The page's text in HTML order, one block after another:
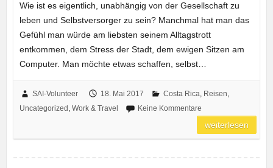
Wie ist es eigentlich, unabhängig von der Gesellschaft zu
leben und Selbstversorger zu sein? Manchmal hat man das
Gefühl man würde am liebsten seinem Alltagstrott
entkommen, dem Stress der Stadt, dem ewigen Sitzen am
Computer. Man möchte etwas schaffen, selbst…
SAI-Volunteer 18. Mai 2017 Costa Rica, Reisen,
Uncategorized , Work & Travel Keine Kommentare
weiterlesen